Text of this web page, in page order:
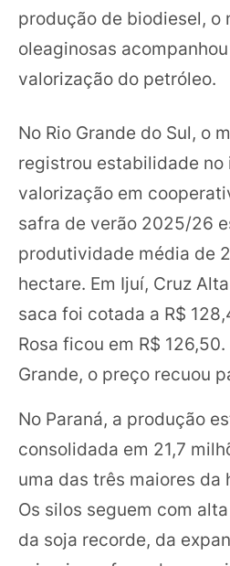
produção de biodiesel, o
oleaginosas
valorização do petróleo.
No Rio Grande do Sul, o
registrou estabilidade no
valorização em
safra de verão 2025/26
produtividade média de
hectare. Em Ijuí, Cruz
saca foi cotada a R$
Rosa ficou em R$
Grande, o preço recuou
No Paraná, a produção
consolidada em 21,7
uma das três maiores da
Os silos seguem com
da soja recorde, da